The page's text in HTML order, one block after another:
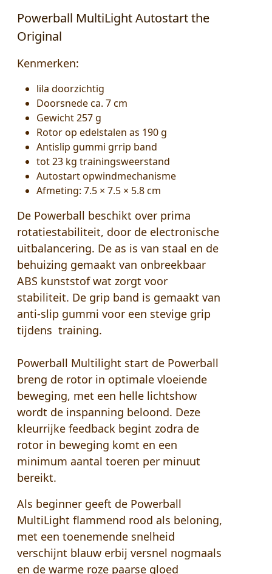
Powerball MultiLight Autostart the
Original
Kenmerken:
lila doorzichtig
Doorsnede ca. 7 cm
Gewicht 257 g
Rotor op edelstalen as 190 g
Antislip gummi grrip band
tot 23 kg trainingsweerstand
Autostart opwindmechanisme
Afmeting: 7.5 × 7.5 × 5.8 cm
De Powerball beschikt over prima
rotatiestabiliteit, door de electronische
uitbalancering. De as is van staal en de
behuizing gemaakt van onbreekbaar
ABS kunststof wat zorgt voor
stabiliteit. De grip band is gemaakt van
anti-slip gummi voor een stevige grip
tijdens training.
Powerball Multilight start de Powerball
breng de rotor in optimale vloeiende
beweging, met een helle lichtshow
wordt de inspanning beloond. Deze
kleurrijke feedback begint zodra de
rotor in beweging komt en een
minimum aantal toeren per minuut
bereikt.
Als beginner geeft de Powerball
MultiLight flammend rood als beloning,
met een toenemende snelheid
verschijnt blauw erbij versnel nogmaals
en de warme roze paarse gloed